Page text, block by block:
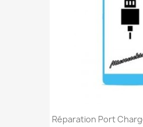
Réparation Port